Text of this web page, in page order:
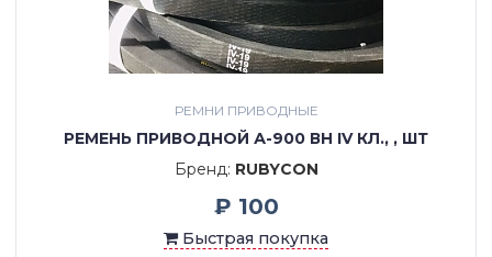
РЕМНИ ПРИВОДНЫЕ
РЕМЕНЬ ПРИВОДНОЙ А-900 ВН IV КЛ., , ШТ
Бренд: RUBYCON
₽ 100
Быстрая покупка